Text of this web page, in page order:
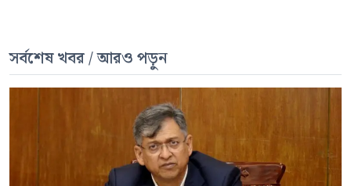
সর্বশেষ খবর / আরও পড়ুন